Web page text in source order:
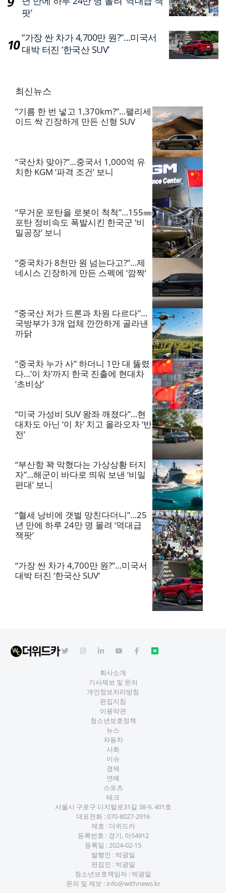
팟’
“가장 싼 차가 4,700만 원?”…미국서
대박 터진 ‘한국산 SUV’
최신뉴스
“기름 한 번 넣고 1,370km?”…팰리세
이드 싹 긴장하게 만든 신형 SUV
“국산차 맞아?”…중국서 1,000억 유
치한 KGM ‘파격 조건’ 보니
“무거운 포탄을 로봇이 척척”…155㎜
포탄 정비속도 폭발시킨 한국군 ‘비
밀공장’ 보니
“중국차가 8천만 원 넘는다고?”…제
네시스 긴장하게 만든 스펙에 ‘깜짝’
“중국산 저가 드론과 차원 다르다”…
국방부가 3개 업체 깐깐하게 골라낸
까닭
“중국차 누가 사” 하더니 1만 대 뚫렸
다…’이 차’까지 한국 진출에 현대차
‘초비상’
“미국 가성비 SUV 왕좌 깨졌다”…현
대차도 아닌 ‘이 차’ 치고 올라오자 ‘반
전’
“부산항 꽉 막혔다는 가상상황 터지
자”…해군이 바다로 띄워 보낸 ‘비밀
편대’ 보니
“혈세 낭비에 갯벌 망친다더니”…25
년 만에 하루 24만 명 몰려 ‘역대급
잭팟’
“가장 싼 차가 4,700만 원?”…미국서
대박 터진 ‘한국산 SUV’
회사소개
기사제보 및 문의
개인정보처리방침
편집지침
이용약관
청소년보호정책
뉴스
자동차
사회
이슈
경제
연예
스포츠
테크
서울시 구로구 디지털로31길 38-9, 401호
대표전화 :070-8027-2916
제호 : 더위드카
등록번호 : 경기, 아54912
등록일 : 2024-02-15
발행인 : 박광일
편집인 : 박광일
청소년보호책임자 : 박광일
문의 및 제보 : info@withnews.kr